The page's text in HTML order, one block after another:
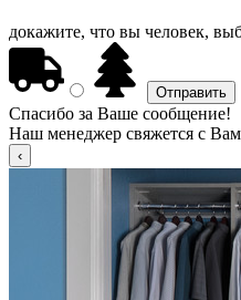
докажите, что вы человек,
Спасибо за Ваше сообщение!
Наш менеджер свяжется с